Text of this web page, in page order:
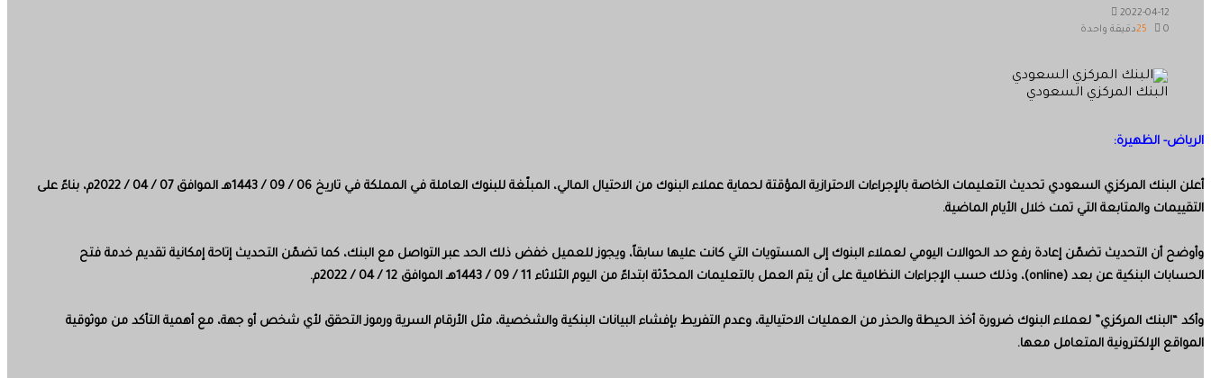
2022-04-12
0
25دقيقة واحدة
البنك المركزي السعودي
الرياض- الظهيرة:
أعلن البنك المركزي السعودي تحديث التعليمات الخاصة بالإجراءات الاحترازية المؤقتة لحماية عملاء البنوك من الاحتيال المالي، المبلّغة للبنوك العاملة في المملكة في تاريخ 06 / 09 / 1443هـ الموافق 07 / 04 / 2022م، بناءً على
التقييمات والمتابعة التي تمت خلال الأيام الماضية.
وأوضح أن التحديث تضمّن إعادة رفع حد الحوالات اليومي لعملاء البنوك إلى المستويات التي كانت عليها سابقاً، ويجوز للعميل خفض ذلك الحد عبر التواصل مع البنك، كما تضمّن التحديث إتاحة إمكانية تقديم خدمة فتح
الحسابات البنكية عن بعد (online)، وذلك حسب الإجراءات النظامية على أن يتم العمل بالتعليمات المحدّثة ابتداءً من اليوم الثلاثاء 11 / 09 / 1443هـ الموافق 12 / 04 / 2022م.
وأكد “البنك المركزي” لعملاء البنوك ضرورة أخذ الحيطة والحذر من العمليات الاحتيالية، وعدم التفريط بإفشاء البيانات البنكية والشخصية، مثل الأرقام السرية ورموز التحقق لأي شخص أو جهة، مع أهمية التأكد من موثوقية
المواقع الإلكترونية المتعامل معها.